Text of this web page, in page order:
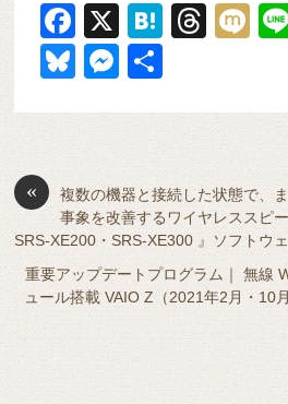
F
a
c
e
o
o
k
X
H
n
T
a
s
M
Bl
y
M
n
g
er
«
複数の機器と接続した状態で、
事象を改善するワイヤレススピ
SRS-XE200・SRS-XE300 』ソフトウ
重要アップデートプログラム｜ 無線
ュール搭載 VAIO Z（2021年2月・10